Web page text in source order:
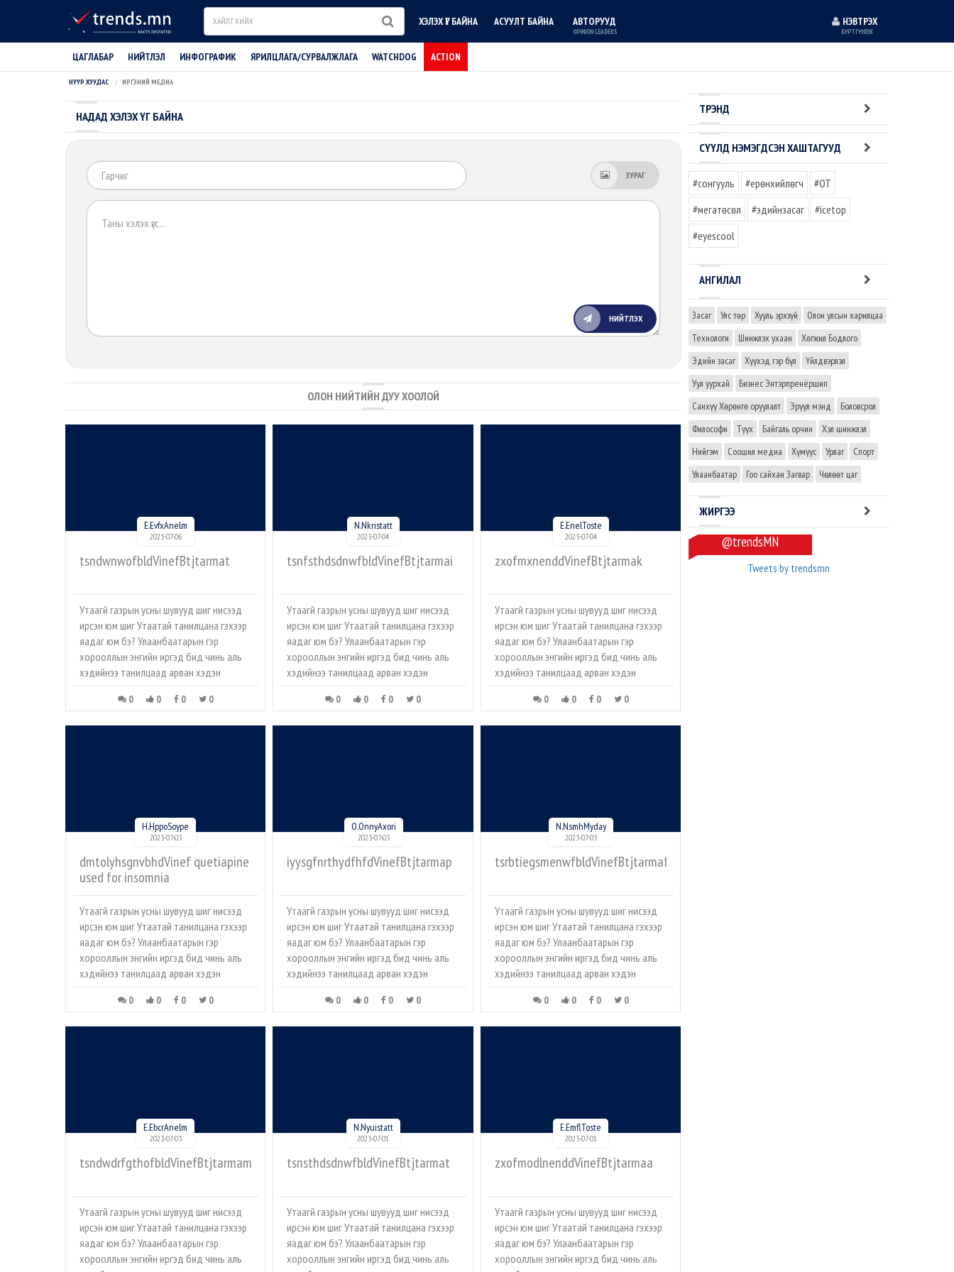
Search ХЭЛЭХ ҮГ БАЙНА АСУУЛТ БАЙНА АВТОРУУД
OPINION LEADERS
НЭВТРЭХ
БҮРТГҮҮЛЭХ
ЦАГЛАБАР НИЙТЛЭЛ ИНФОГРАФИК ЯРИЛЦЛАГА/СУРВАЛЖЛАГА WATCHDOG ACTION
НҮҮР ХУУДАС ИРГЭНИЙ МЕДИА
НАДАД ХЭЛЭХ ҮГ БАЙНА
Гарчиг ЗУРАГ
Хэлэх
зүйл
НИЙТЛЭХ
ОЛОН НИЙТИЙН ДУУ ХООЛОЙ
E.EvfxAnelm
2023-07-06
tsndwnwofbldVinefBtjtarmat
Утаагүй газрын усны шувууд шиг нисээд
ирсэн юм шиг Утаатай танилцана гэхээр
яадаг юм бэ? Улаанбаатарын гэр
хорооллын энгийн иргэд бид чинь аль
хэдийнээ танилцаад арван хэдэн
0 0 0 0
N.Nkristatt
2023-07-04
tsnfsthdsdnwfbldVinefBtjtarmai
Утаагүй газрын усны шувууд шиг нисээд
ирсэн юм шиг Утаатай танилцана гэхээр
яадаг юм бэ? Улаанбаатарын гэр
хорооллын энгийн иргэд бид чинь аль
хэдийнээ танилцаад арван хэдэн
0 0 0 0
E.EnelToste
2023-07-04
zxofmxnenddVinefBtjtarmak
Утаагүй газрын усны шувууд шиг нисээд
ирсэн юм шиг Утаатай танилцана гэхээр
яадаг юм бэ? Улаанбаатарын гэр
хорооллын энгийн иргэд бид чинь аль
хэдийнээ танилцаад арван хэдэн
0 0 0 0
H.HppoSoype
2023-07-03
dmtolyhsgnvbhdVinef quetiapine
used for insomnia
Утаагүй газрын усны шувууд шиг нисээд
ирсэн юм шиг Утаатай танилцана гэхээр
яадаг юм бэ? Улаанбаатарын гэр
хорооллын энгийн иргэд бид чинь аль
хэдийнээ танилцаад арван хэдэн
0 0 0 0
O.OnnyAxori
2023-07-03
iyysgfnrthydfhfdVinefBtjtarmap
Утаагүй газрын усны шувууд шиг нисээд
ирсэн юм шиг Утаатай танилцана гэхээр
яадаг юм бэ? Улаанбаатарын гэр
хорооллын энгийн иргэд бид чинь аль
хэдийнээ танилцаад арван хэдэн
0 0 0 0
N.NsmhMyday
2023-07-03
tsrbtiegsmenwfbldVinefBtjtarmaf
Утаагүй газрын усны шувууд шиг нисээд
ирсэн юм шиг Утаатай танилцана гэхээр
яадаг юм бэ? Улаанбаатарын гэр
хорооллын энгийн иргэд бид чинь аль
хэдийнээ танилцаад арван хэдэн
0 0 0 0
E.EbcrAnelm
2023-07-03
tsndwdrfgthofbldVinefBtjtarmam
Утаагүй газрын усны шувууд шиг нисээд
ирсэн юм шиг Утаатай танилцана гэхээр
яадаг юм бэ? Улаанбаатарын гэр
хорооллын энгийн иргэд бид чинь аль
N.Nyuistatt
2023-07-01
tsnsthdsdnwfbldVinefBtjtarmat
Утаагүй газрын усны шувууд шиг нисээд
ирсэн юм шиг Утаатай танилцана гэхээр
яадаг юм бэ? Улаанбаатарын гэр
хорооллын энгийн иргэд бид чинь аль
E.EmflToste
2023-07-01
zxofmodlnenddVinefBtjtarmaa
Утаагүй газрын усны шувууд шиг нисээд
ирсэн юм шиг Утаатай танилцана гэхээр
яадаг юм бэ? Улаанбаатарын гэр
хорооллын энгийн иргэд бид чинь аль
ТРЭНД
СҮҮЛД НЭМЭГДСЭН ХАШТАГУУД
#сонгууль #ерөнхийлөгч
#OT
#мегатөсөл
#эдийнзасаг
#icetop
#eyescool
АНГИЛАЛ
Засаг Улс төр Хууль эрхзүй
Олон улсын харилцаа
Технологи
Шинжлэх ухаан
Хөгжил Бодлого
Эдийн засаг
Хүүхэд гэр бүл
Үйлдвэрлэл
Уул уурхай
Бизнес Энтэрпренёршип
Санхүү Хөрөнгө оруулалт
Эрүүл мэнд
Боловсрол
Философи
Түүх Байгаль орчин
Хэл шинжлэл
Нийгэм
Соошил медиа Хүмүүс Урлаг
Спорт
Улаанбаатар
Гоо сайхан Загвар Чөлөөт цаг
ЖИРГЭЭ
@trendsMN
Tweets by trendsmn